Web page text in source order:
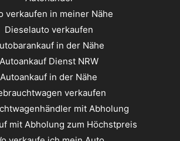
verkaufen in meiner Nähe
Dieselauto verkaufen
in der Nähe
Autoankauf Dienst NRW
Autoankauf in der Nähe
verkaufen
mit Abholung
mit Abholung zum Höchstpreis